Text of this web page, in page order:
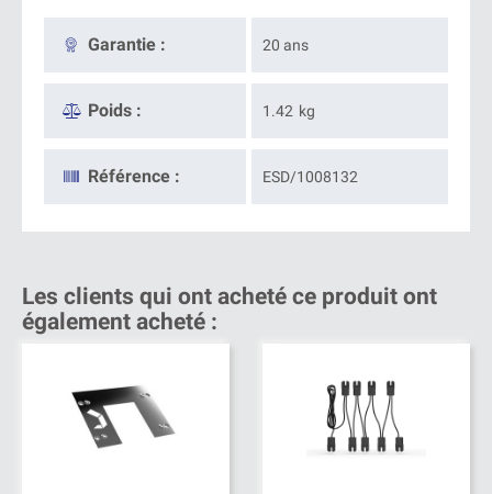
Garantie : 20 ans
Poids : 1.42 kg
Référence : ESD/1008132
Les clients qui ont acheté ce produit ont
également acheté :